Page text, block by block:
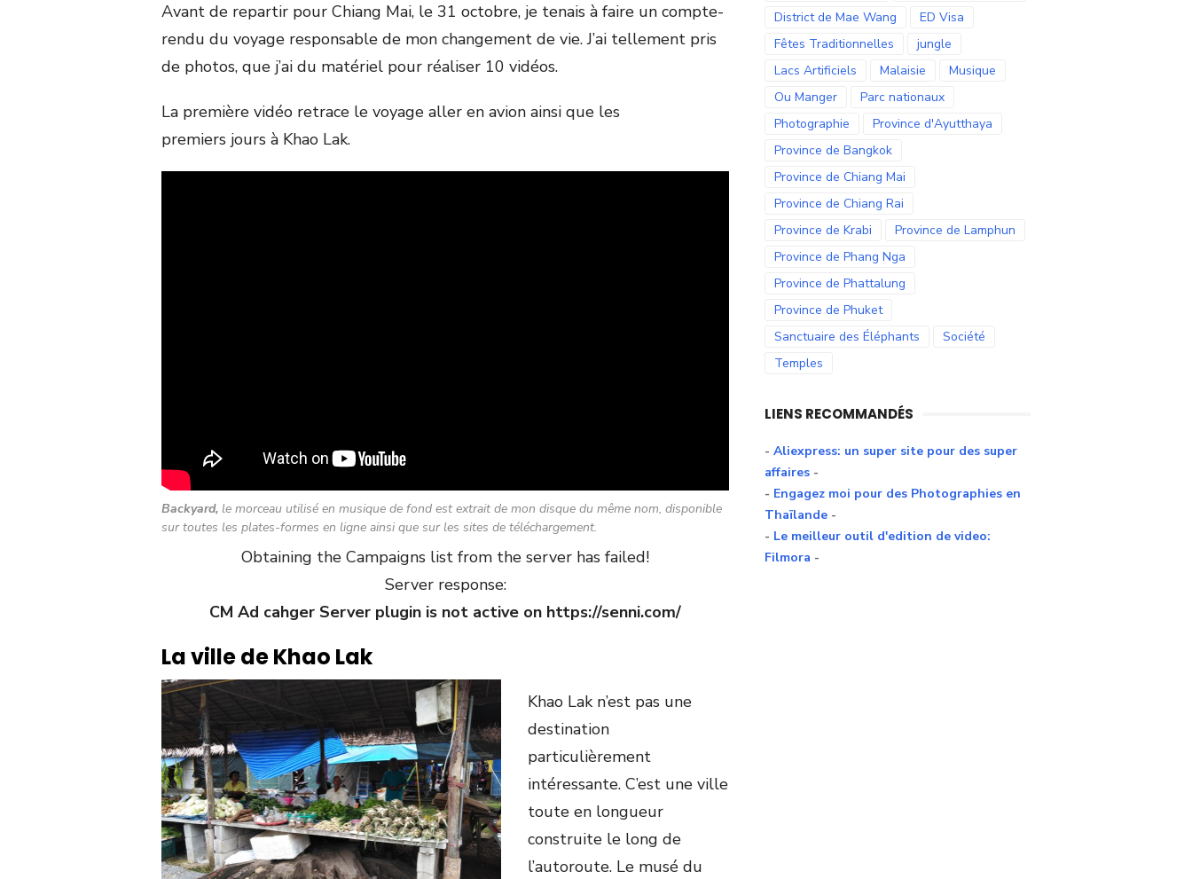
Avant de repartir pour Chiang Mai, le 31 octobre, je tenais à faire un compte-
rendu du voyage responsable de mon changement de vie. J’ai tellement pris
de photos, que j’ai du matériel pour réaliser 10 vidéos.
La première vidéo retrace le voyage aller en avion ainsi que les
premiers jours à Khao Lak.
Backyard, le morceau utilisé en musique de fond est extrait de mon disque du même nom, disponible
sur toutes les plates-formes en ligne ainsi que sur les sites de téléchargement.
Obtaining the Campaigns list from the server has failed!
Server response:
CM Ad cahger Server plugin is not active on https://senni.com/
La ville de Khao Lak
Khao Lak n’est pas une
destination
particulièrement
intéressante. C’est une ville
toute en longueur
construite le long de
l’autoroute. Le musé du
District de Mae Wang
ED Visa
Fêtes Traditionnelles
jungle
Lacs Artificiels
Malaisie
Musique
Ou Manger
Parc nationaux
Photographie
Province d'Ayutthaya
Province de Bangkok
Province de Chiang Mai
Province de Chiang Rai
Province de Krabi
Province de Lamphun
Province de Phang Nga
Province de Phattalung
Province de Phuket
Sanctuaire des Éléphants
Société
Temples
LIENS RECOMMANDÉS
- Aliexpress: un super site pour des super
affaires -
- Engagez moi pour des Photographies en
Thaïlande -
- Le meilleur outil d'edition de video:
Filmora -